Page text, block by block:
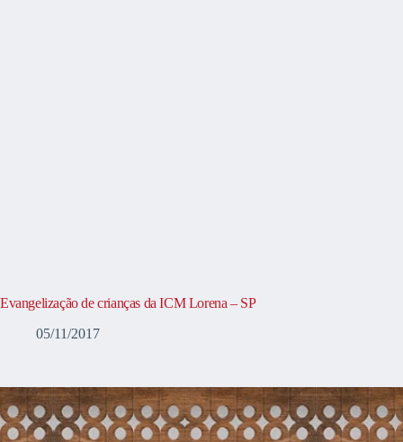
Evangelização de crianças da ICM Lorena – SP
05/11/2017